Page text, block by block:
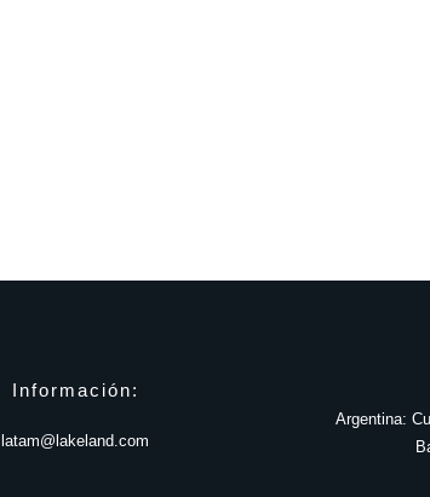
Información:
latam@lakeland.com
Argentina: